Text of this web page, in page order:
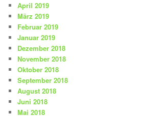
April 2019
März 2019
Februar 2019
Januar 2019
Dezember 2018
November 2018
Oktober 2018
September 2018
August 2018
Juni 2018
Mai 2018